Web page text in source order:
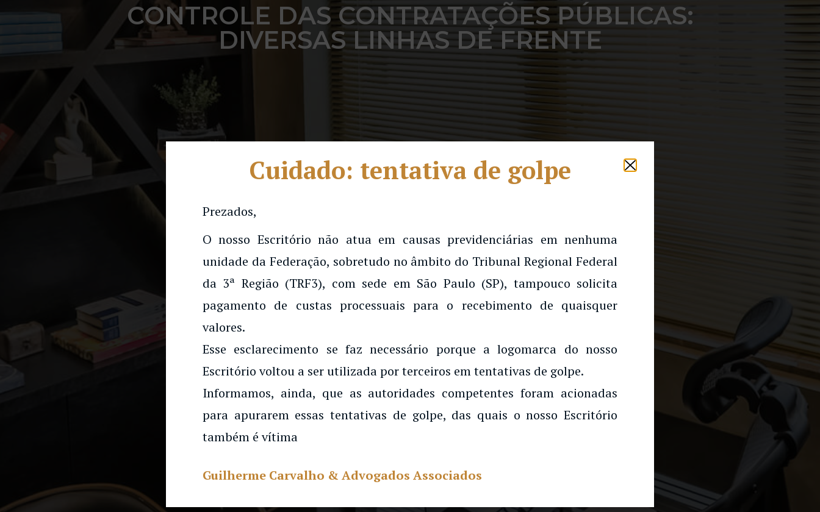
CONTROLE DAS CONTRATAÇÕES PÚBLICAS:
DIVERSAS LINHAS DE FRENTE
Cuidado: tentativa de golpe
Prezados,
O nosso Escritório não atua em causas previdenciárias em nenhuma
unidade da Federação, sobretudo no âmbito do Tribunal Regional Federal
da 3ª Região (TRF3), com sede em São Paulo (SP), tampouco solicita
pagamento de custas processuais para o recebimento de quaisquer
valores.
Esse esclarecimento se faz necessário porque a logomarca do nosso
Escritório voltou a ser utilizada por terceiros em tentativas de golpe.
Informamos, ainda, que as autoridades competentes foram acionadas
para apurarem essas tentativas de golpe, das quais o nosso Escritório
também é vítima
Guilherme Carvalho & Advogados Associados